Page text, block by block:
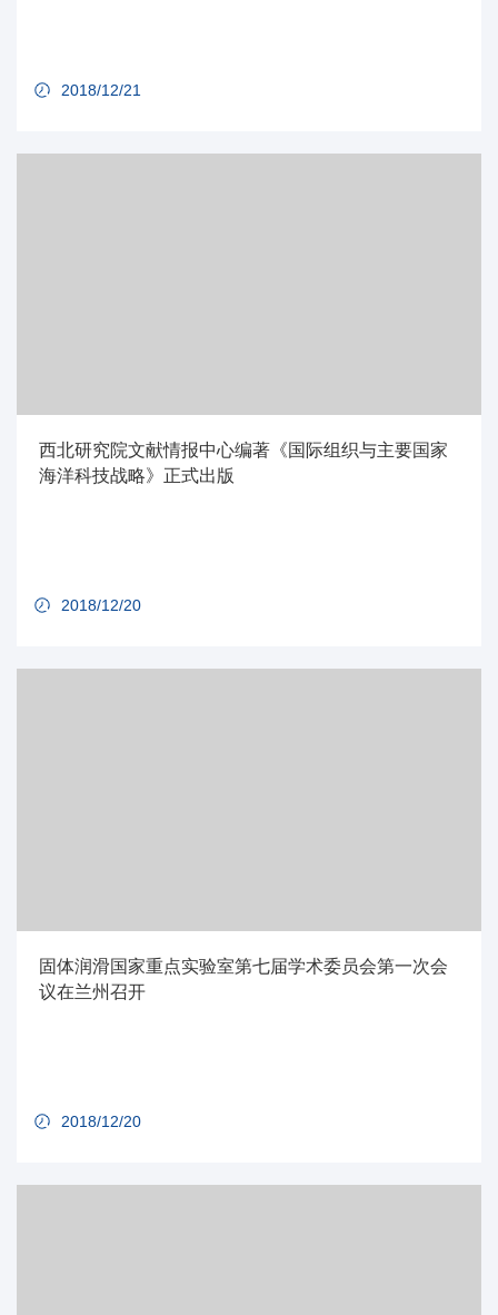
2018/12/21
西北研究院文献情报中心编著《国际组织与主要国家
海洋科技战略》正式出版
2018/12/20
固体润滑国家重点实验室第七届学术委员会第一次会
议在兰州召开
2018/12/20